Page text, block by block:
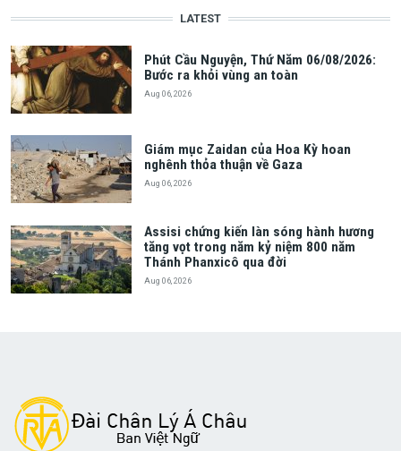
LATEST
Phút Cầu Nguyện, Thứ Năm 06/08/2026:
Bước ra khỏi vùng an toàn
Aug 06, 2026
Giám mục Zaidan của Hoa Kỳ hoan
nghênh thỏa thuận về Gaza
Aug 06, 2026
Assisi chứng kiến làn sóng hành hương
tăng vọt trong năm kỷ niệm 800 năm
Thánh Phanxicô qua đời
Aug 06, 2026